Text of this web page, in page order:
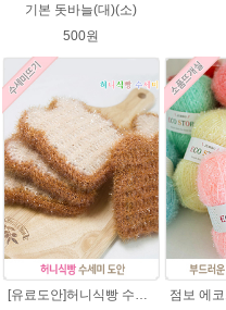
기본 돗바늘(대)(소)
500원
[유료도안]허니식빵 수세미뜨기 코바늘뜨기도안 /수세미뜨기/수세미실/반짝이수세미/반짝이실/수세미실 웰빙수세미 퐁퐁수세미 식빵 코바늘수세미